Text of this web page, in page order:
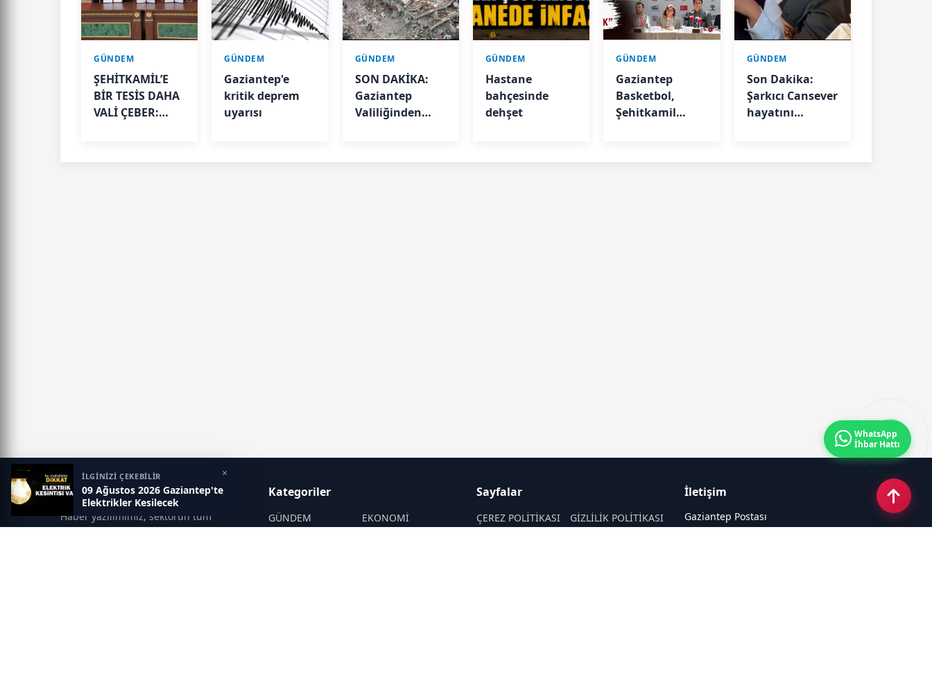
GÜNDEM
ŞEHİTKAMİL’E
BİR TESİS DAHA
VALİ ÇEBER:
GÜNDEM
Gaziantep'e
kritik deprem
uyarısı
GÜNDEM
SON DAKİKA:
Gaziantep
Valiliğinden
GÜNDEM
Hastane
bahçesinde
dehşet
GÜNDEM
Gaziantep
Basketbol,
Şehitkamil
GÜNDEM
Son Dakika:
Şarkıcı Cansever
hayatını
İLGİNİZİ ÇEKEBİLİR
09 Ağustos 2026 Gaziantep'te
Elektrikler Kesilecek
×
Gaziantep Postası
Haber yazılımımız, sektörün tüm
ihtiyaçlarını karşılayacak şekilde
Kategoriler
GÜNDEM
EKONOMİ
Sayfalar
ÇEREZ POLİTİKASI
GİZLİLİK POLİTİKASI
İletişim
Gaziantep Postası
WhatsApp
İhbar Hattı